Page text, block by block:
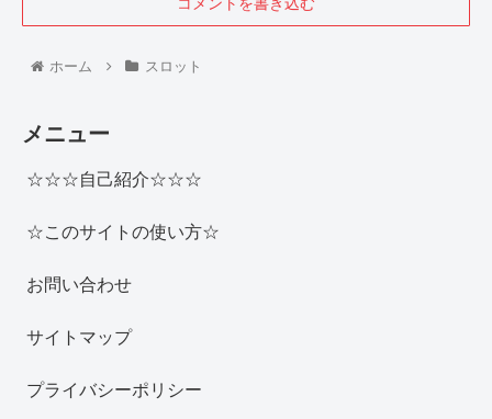
ホーム スロット
メニュー
☆☆☆自己紹介☆☆☆
☆このサイトの使い方☆
お問い合わせ
サイトマップ
プライバシーポリシー